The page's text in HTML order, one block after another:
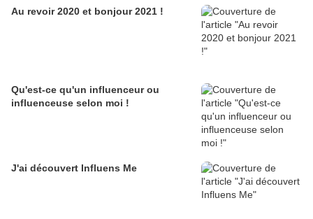
Au revoir 2020 et bonjour 2021 !
Qu'est-ce qu'un influenceur ou
influenceuse selon moi !
J'ai découvert Influens Me